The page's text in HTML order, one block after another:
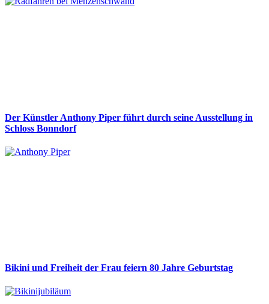
Der Künstler Anthony Piper führt durch seine Ausstellung in
Schloss Bonndorf
Bikini und Freiheit der Frau feiern 80 Jahre Geburtstag